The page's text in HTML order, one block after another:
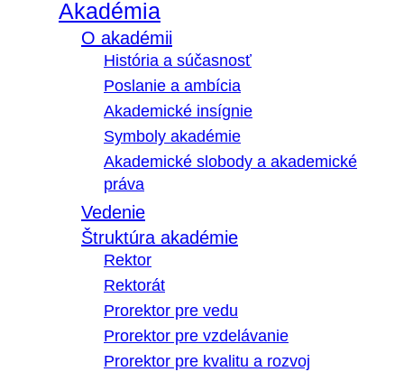
Akadémia
O akadémii
História a súčasnosť
Poslanie a ambícia
Akademické insígnie
Symboly akadémie
Akademické slobody a akademické
práva
Vedenie
Štruktúra akadémie
Rektor
Rektorát
Prorektor pre vedu
Prorektor pre vzdelávanie
Prorektor pre kvalitu a rozvoj